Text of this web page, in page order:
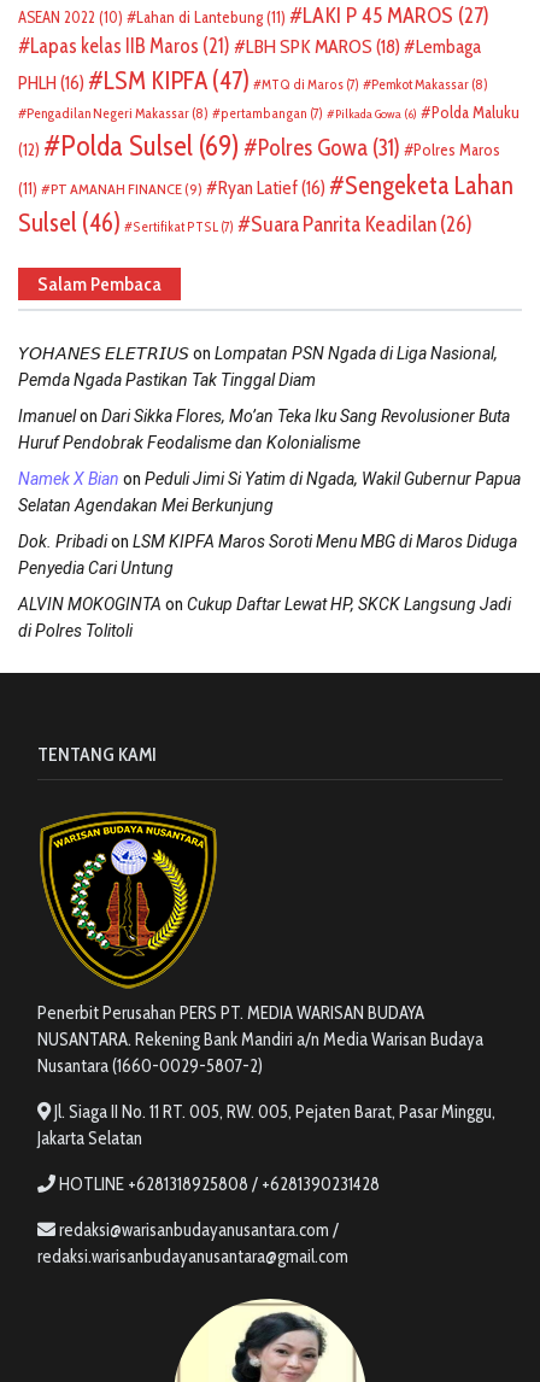
ASEAN 2022 (10) Lahan di Lantebung(11) LAKI P 45 MAROS (27)
Lapas kelas IIB Maros (21) LBH SPK MAROS (18)
Lembaga
PHLH (16) LSM KIPFA (47) MTQ di Maros (7) Pemkot Makassar (8)
Pengadilan Negeri Makassar (8) pertambangan (7) Pilkada Gowa (6)
Polda Maluku
(12)
Polda Sulsel (69) Polres Gowa (31)
Polres Maros
(11)
PT AMANAH FINANCE(9) Ryan Latief(16)
Sengeketa Lahan
Sulsel (46) Sertifikat PTSL (7) Suara Panrita Keadilan(26)
Salam Pembaca
𝘠𝘖𝘏𝘈𝘕𝘌𝘚 𝘌𝘓𝘌𝘛𝘙𝘐𝘜𝘚on Lompatan PSN Ngada di Liga Nasional,
Pemda Ngada Pastikan Tak Tinggal Diam
Imanuelon Dari Sikka Flores, Mo’an Teka Iku Sang Revolusioner Buta
Huruf Pendobrak Feodalisme dan Kolonialisme
Namek X Bian on Peduli Jimi Si Yatim di Ngada, Wakil Gubernur Papua
Selatan Agendakan Mei Berkunjung
Dok. Pribadion LSM KIPFA Maros Soroti Menu MBG di Maros Diduga
Penyedia Cari Untung
ALVIN MOKOGINTA on Cukup Daftar Lewat HP, SKCK Langsung Jadi
di Polres Tolitoli
TENTANG KAMI
Penerbit Perusahan PERS PT. MEDIA WARISAN BUDAYA
NUSANTARA. Rekening Bank Mandiri a/n Media Warisan Budaya
Nusantara (1660-0029-5807-2)
Jl. Siaga II No. 11 RT. 005, RW. 005, Pejaten Barat, Pasar Minggu,
Jakarta Selatan
HOTLINE +6281318925808 / +6281390231428
redaksi@warisanbudayanusantara.com /
redaksi.warisanbudayanusantara@gmail.com